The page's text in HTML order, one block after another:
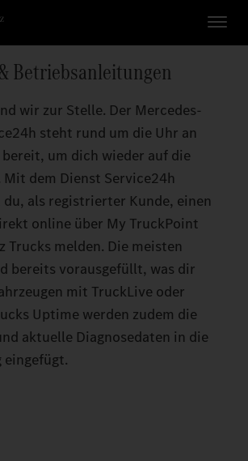
Betriebsanleitungen
wir zur Stelle. Der Mercedes-
steht rund um die Uhr an
bereit, um dich wieder auf die
dem Dienst Service24h
als registrierter Kunde, einen
online über My TruckPoint
Trucks melden. Die meisten
bereits vorausgefüllt, was dir
mit TruckLive oder
Uptime werden zudem die
aktuelle Diagnosedaten in die
eingefügt.